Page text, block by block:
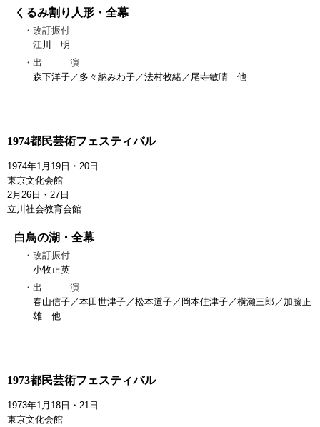
くるみ割り人形・全幕
改訂振付
江川 明
出 演
森下洋子／多々納みわ子／法村牧緒／尾寺敏晴 他
1974都民芸術フェスティバル
1974年1月19日・20日
東京文化会館
2月26日・27日
立川社会教育会館
白鳥の湖・全幕
改訂振付
小牧正英
出 演
春山信子／本田世津子／松本道子／岡本佳津子／横瀬三郎／加藤正
雄 他
1973都民芸術フェスティバル
1973年1月18日・21日
東京文化会館